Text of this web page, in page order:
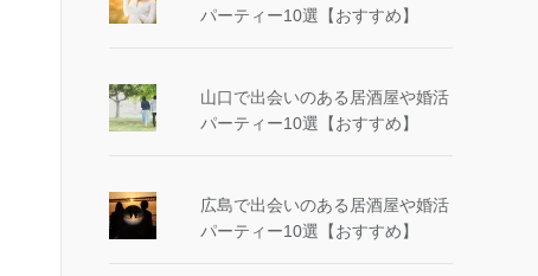
パーティー10選【おすすめ】
山口で出会いのある居酒屋や婚活
パーティー10選【おすすめ】
広島で出会いのある居酒屋や婚活
パーティー10選【おすすめ】